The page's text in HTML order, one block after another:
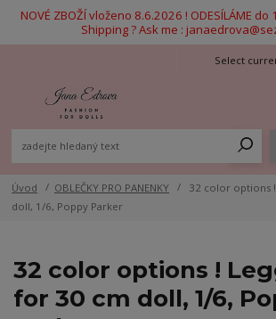
NOVÉ ZBOŽÍ vloženo 8.6.2026 ! ODESÍLÁME
Shipping ? Ask me :
Úvod OBLEČKY PRO PANENKY
32 color options
doll, 1/6, Poppy Parker
32 color options !
for 30 cm doll, 1/6,